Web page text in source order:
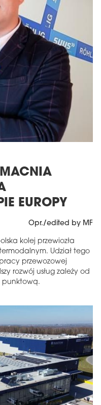
EUROPY
Opr./edited by MF
kolej przewiozła
Udział tego
przewozowej
rozwój usług zależy od
punktową.